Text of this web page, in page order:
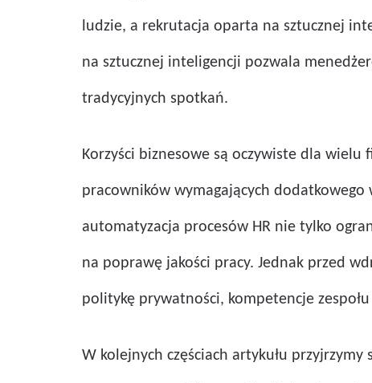
ludzie, a rekrutacja oparta na sztucznej
na sztucznej inteligencji pozwala
tradycyjnych spotkań.
Korzyści biznesowe są oczywiste dla
pracowników wymagających
automatyzacja procesów HR nie tylko
na poprawę jakości pracy. Jednak przed
politykę prywatności, kompetencje
W kolejnych częściach artykułu